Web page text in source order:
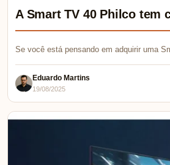
A Smart TV 40 Philco tem
Se você está pensando em adquirir uma
Eduardo Martins
19/08/2025